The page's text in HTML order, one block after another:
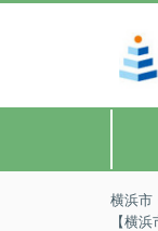
横浜市
【横